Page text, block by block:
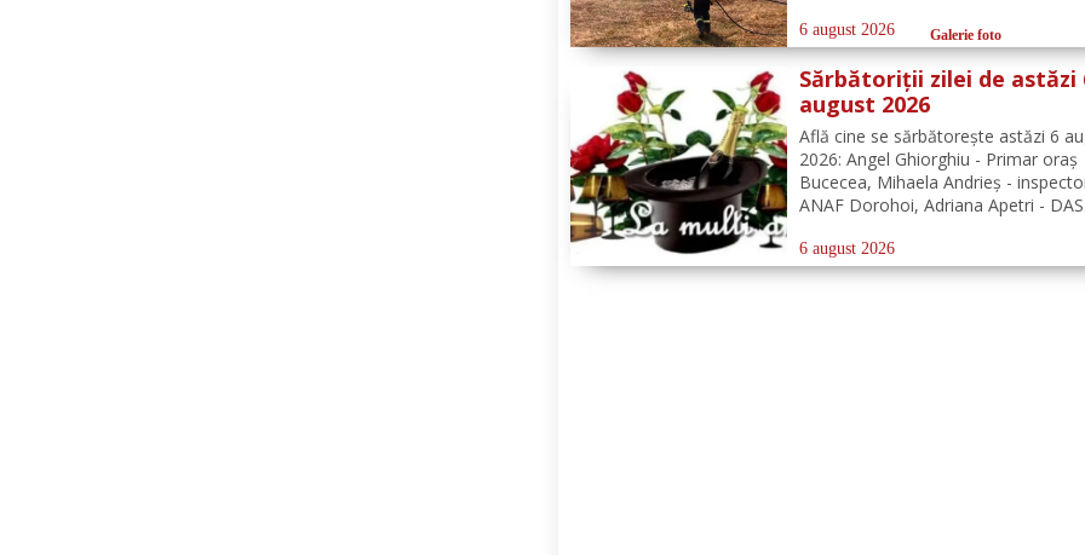
localizarea și lichidarea a patru
vegetație uscată, produse în
localități: Broscăuți –...
6 august 2026 Galerie foto
Sărbătoriții zilei de astăzi
august 2026
Află cine se sărbătoreşte astăzi 6
2026: Angel Ghiorghiu - Primar oraș
Bucecea, Mihaela Andrieș -
ANAF Dorohoi, Adriana Apetri - DAS
Redacția Dorohoi News urează
mulți ani! Completează lista
6 august 2026